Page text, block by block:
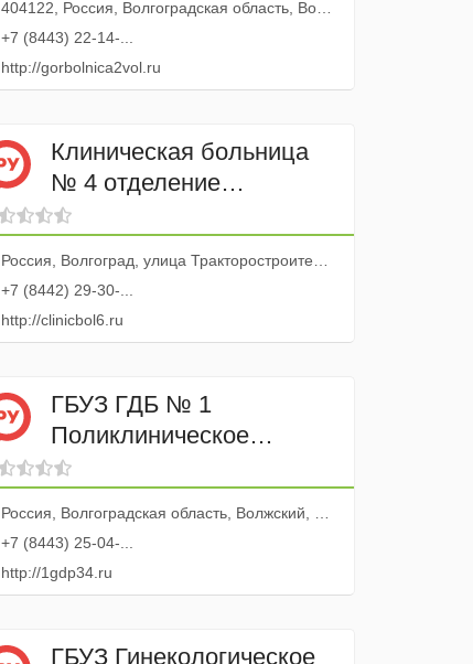
404122, Россия, Волгоградская область, Волжский, улица Пушкина, 49
+7 (8443) 22-14-...
http://gorbolnica2vol.ru
Клиническая больница
№ 4 отделение
офтальмологии
Россия, Волгоград, улица Тракторостроителей, 13
+7 (8442) 29-30-...
http://clinicbol6.ru
ГБУЗ ГДБ № 1
Поликлиническое
отделение № 3
Россия, Волгоградская область, Волжский, улица Пушкина, 92А
+7 (8443) 25-04-...
http://1gdp34.ru
ГБУЗ Гинекологическое